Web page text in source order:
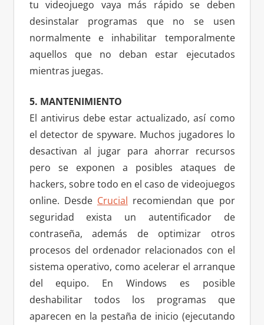
tu videojuego vaya más rápido se deben
desinstalar programas que no se usen
normalmente e inhabilitar temporalmente
aquellos que no deban estar ejecutados
mientras juegas.
5. MANTENIMIENTO
El antivirus debe estar actualizado, así como
el detector de spyware. Muchos jugadores lo
desactivan al jugar para ahorrar recursos
pero se exponen a posibles ataques de
hackers, sobre todo en el caso de videojuegos
online. Desde Crucial recomiendan que por
seguridad exista un autentificador de
contraseña, además de optimizar otros
procesos del ordenador relacionados con el
sistema operativo, como acelerar el arranque
del equipo. En Windows es posible
deshabilitar todos los programas que
aparecen en la pestaña de inicio (ejecutando